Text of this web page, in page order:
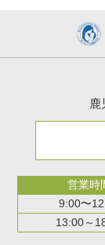
鹿
営業時
9:00〜
13:00～